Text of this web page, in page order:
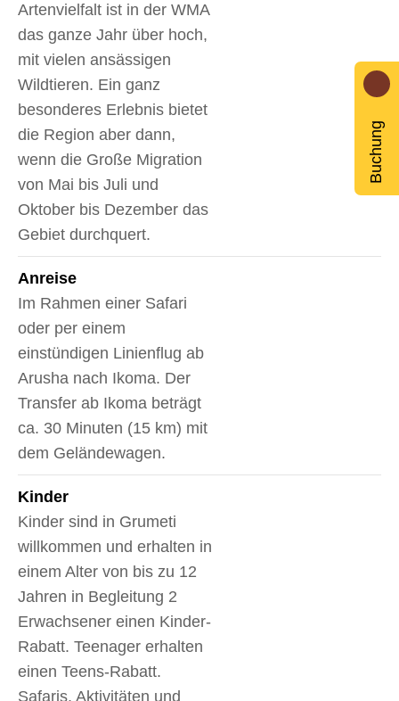
Artenvielfalt ist in der WMA
das ganze Jahr über hoch,
mit vielen ansässigen
Wildtieren. Ein ganz
besonderes Erlebnis bietet
die Region aber dann,
wenn die Große Migration
von Mai bis Juli und
Oktober bis Dezember das
Gebiet durchquert.
Anreise
Im Rahmen einer Safari
oder per einem
einstündigen Linienflug ab
Arusha nach Ikoma. Der
Transfer ab Ikoma beträgt
ca. 30 Minuten (15 km) mit
dem Geländewagen.
Kinder
Kinder sind in Grumeti
willkommen und erhalten in
einem Alter von bis zu 12
Jahren in Begleitung 2
Erwachsener einen Kinder-
Rabatt. Teenager erhalten
einen Teens-Rabatt.
Safaris, Aktivitäten und
Buchung